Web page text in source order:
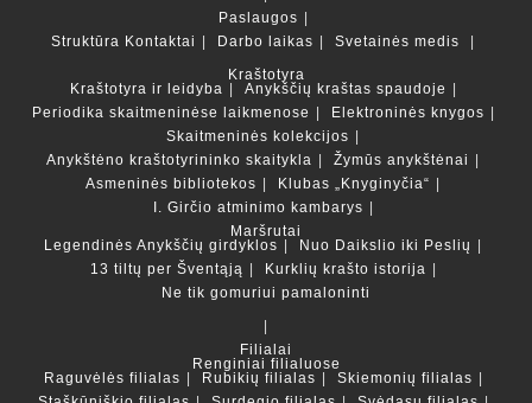
Paslaugos
Struktūra Kontaktai Darbo laikas
Svetainės medis
Kraštotyra
Kraštotyra ir leidyba
Anykščių kraštas spaudoje
Periodika skaitmeninėse laikmenose
Elektroninės knygos
Skaitmeninės kolekcijos
Anykštėno kraštotyrininko skaitykla
Žymūs anykštėnai
Asmeninės bibliotekos
Klubas „Knyginyčia“
I. Girčio atminimo kambarys
Maršrutai
Legendinės Anykščių girdyklos
Nuo Daikslio iki Peslių
13 tiltų per Šventąją
Kurklių krašto istorija
Ne tik gomuriui pamaloninti
Filialai
Renginiai filialuose
Raguvėlės filialas
Rubikių filialas
Skiemonių filialas